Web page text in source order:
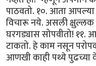
पाठवतो. १०. आता आपल्या
विचारू नये. असली
घरगड्यास सोपवीतो!
टाकतो. हे काम नसून
आणखी काही पथ्ये पुढच्या